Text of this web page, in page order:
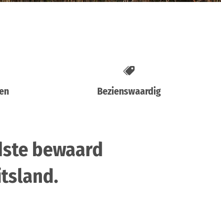
Bezienswaardig
bewaard